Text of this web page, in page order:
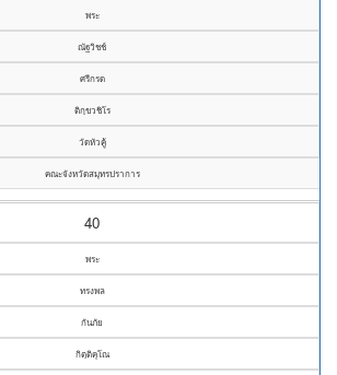
พระ
ณัฐวิชช์
ศรีกรด
ติกฺขวชิโร
วัดหัวคู้
คณะจังหวัดสมุทรปราการ
40
พระ
ทรงพล
กันภัย
กิตฺติคุโณ